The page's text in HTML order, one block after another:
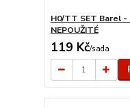
H0/TT SET Barel -
NEPOUŽITÉ
119 Kč/sada